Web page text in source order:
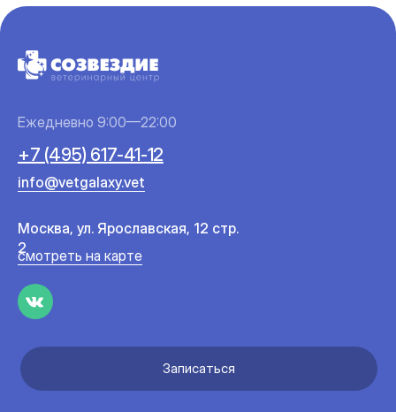
Ежедневно 9:00—22:00
смотреть на карте
Москва, ул. Ярославская, 12 стр.
2
info@vetgalaxy.vet
+7 (495) 617-41-12
Записаться